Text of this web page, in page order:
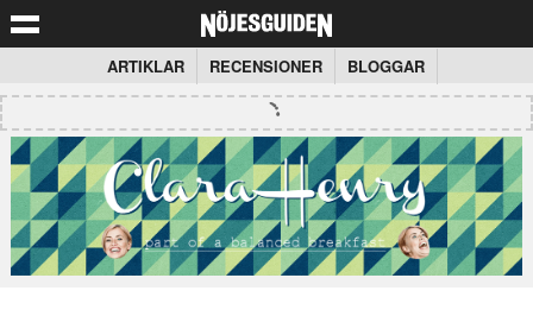
ARTIKLAR RECENSIONER BLOGGAR